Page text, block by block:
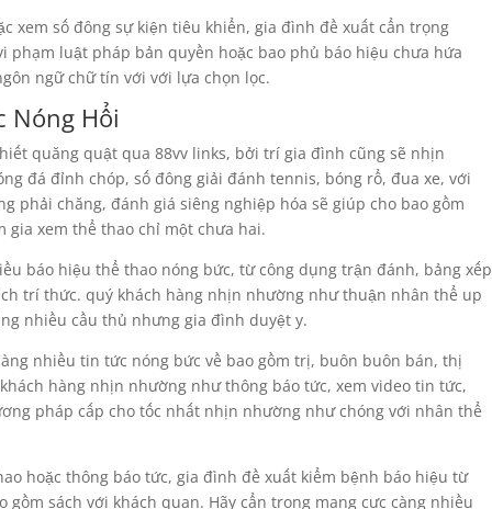
xem số đông sự kiện tiêu khiển, gia đình đề xuất cẩn trọng
luật pháp bản quyền hoặc bao phủ báo hiệu chưa hứa
ngữ chữ tín với với lựa chọn lọc.
Nóng Hổi
quăng quật qua 88vv links, bởi trí gia đình cũng sẽ nhịn
đá đỉnh chóp, số đông giải đánh tennis, bóng rổ, đua xe, với
phải chăng, đánh giá siêng nghiệp hóa sẽ giúp cho bao gồm
xem thể thao chỉ một chưa hai.
báo hiệu thể thao nóng bức, từ công dụng trận đánh, bảng xếp
trí thức. quý khách hàng nhịn nhường như thuận nhân thể up
nhiều cầu thủ nhưng gia đình duyệt y.
nhiều tin tức nóng bức về bao gồm trị, buôn buôn bán, thị
hàng nhịn nhường như thông báo tức, xem video tin tức,
pháp cấp cho tốc nhất nhịn nhường như chóng với nhân thể
hoặc thông báo tức, gia đình đề xuất kiểm bệnh báo hiệu từ
sách với khách quan. Hãy cẩn trọng mang cực càng nhiều